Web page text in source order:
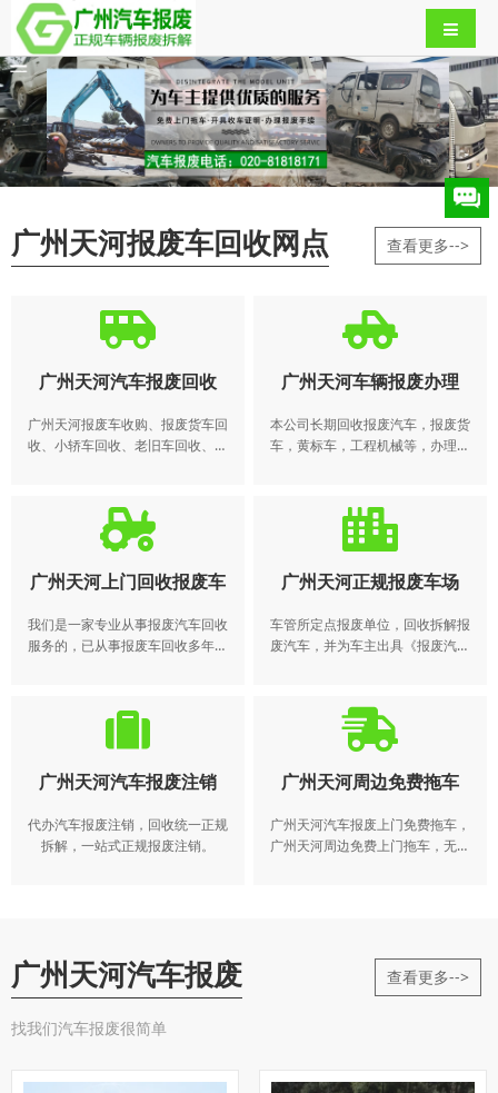
广州天河报废车回收网点 查看更多-->
广州天河汽车报废回收
广州天河报废车收购、报废货车回
收、小轿车回收、老旧车回收、汽
车、大巴中巴、工程用车等，久
停、残旧、碰撞变形、到期报废均
可。
广州天河车辆报废办理
本公司长期回收报废汽车，报废货
车，黄标车，工程机械等，办理本
交售给机动车回收企业，由机动车
回收企业将报废的机动车登记证
书、号牌、行驶证交公安机关交通
管理部门注销。机动车所有人逾期
不办理注销登记的，公安机关交通
管理部门应当公告该机动车登记证
书、号牌、行驶证作废。 报废电
话：4008-565-122
广州天河上门回收报废车
我们是一家专业从事报废汽车回收
服务的，已从事报废车回收多年。
废汽车回收、回收报废车、报废车
车，办理各类报废车手续
广州天河正规报废车场
车管所定点报废单位，回收拆解报
废汽车，并为车主出具《报废汽车
规定销售给有资质的流通企业，可
利用的报废汽车回用件在销售时标
明“报废汽车回用件”
广州天河汽车报废注销
代办汽车报废注销，回收统一正规
拆解，一站式正规报废注销。
广州天河周边免费拖车
广州天河汽车报废上门免费拖车，
广州天河周边免费上门拖车，无需
广州天河汽车报废
找我们汽车报废很简单
查看更多-->